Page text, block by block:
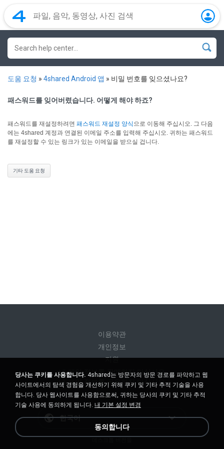
도움 요청 » 4shared Android 앱 » 비밀 번호를 잊으셨나요?
패스워드를 잊어버렸습니다. 어떻게 해야 하죠?
패스워드를 재설정하려면 패스워드 재설정 양식으로 이동해 주십시오. 그 다음
에는 4shared 계정과 연결된 이메일 주소를 입력해 주십시오. 귀하는 패스워드
를 재설정할 수 있는 링크가 있는 이메일을 받으실 겁니다.
기타 도움 요청
이용약관
개인정보
지원
내 개인 정보를 판매하지 마십시오
내 개인 정보를 공유하지 마십시오
한국어
당사는 쿠키를 사용합니다. 4shared는 방문자의 방문 경로를 파악하고 웹
사이트에서의 탐색 경험을 개선하기 위해 쿠키 및 기타 추적 기술을 사용
합니다. 당사 웹사이트를 사용함으로써, 귀하는 당사의 쿠키 및 기타 추적
기술 사용에 동의하게 됩니다. 내 기본 설정 변경
동의합니다